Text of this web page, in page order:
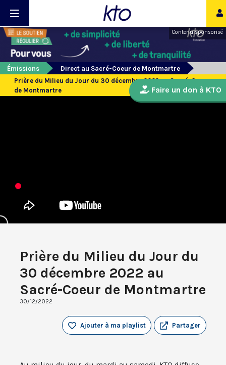
Contenu sponsorisé
Émissions
Direct au Sacré-Coeur de Montmartre
Prière du Milieu du Jour du 30 décembre 2022 au Sacré-Coeur
de Montmartre
Prière du Milieu du Jour du
30 décembre 2022 au
Sacré-Coeur de Montmartre
30/12/2022
Partager
Ajouter à ma playlist
Faire un don à KTO